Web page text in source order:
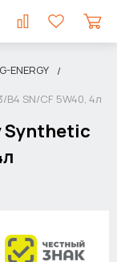
G-ENERGY
SN/CF 5W40, 4л
Synthetic